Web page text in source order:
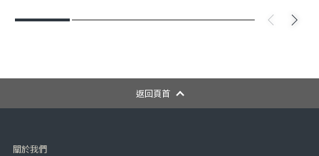
返回頁首
關於我們